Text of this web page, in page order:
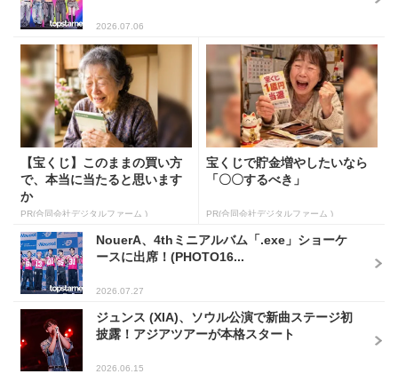
2026.07.06
【宝くじ】このままの買い方
で、本当に当たると思います
か
PR(合同会社デジタルファーム )
宝くじで貯金増やしたいなら
「〇〇するべき」
PR(合同会社デジタルファーム )
NouerA、4thミニアルバム「.exe」ショーケ
ースに出席！(PHOTO16...
2026.07.27
ジュンス (XIA)、ソウル公演で新曲ステージ初
披露！アジアツアーが本格スタート
2026.06.15